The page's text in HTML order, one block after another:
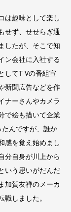
は趣味として楽し
せず、せせらぎ通
したが、そこで知
ン会社に入社する
してT Vの番組宣
新聞広告などを作
ナーさんやカメラ
で絵も描いて企業
んですが、誰か
感を覚え始めまし
分自身が川上から
いう思いがだんだ
加賀友禅のメーカ
しました。